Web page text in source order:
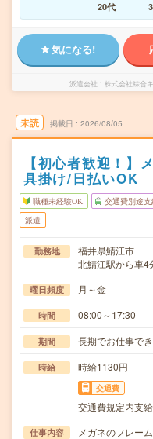
20代
気になる!
派遣会社 株式会社綜合
未読 掲載日 2026/08/05
【初心者歓迎！】
具掛け/日払いOK
職種未経験OK 交通費別途支
派遣
勤務地
福井県鯖江市
北鯖江駅から車4
曜日頻度 月～金
時間 08:00～17:30
期間 長期でお仕事で
時給 時給1130円
交通費
交通費規定内支給
仕事内容
メガネのフレー